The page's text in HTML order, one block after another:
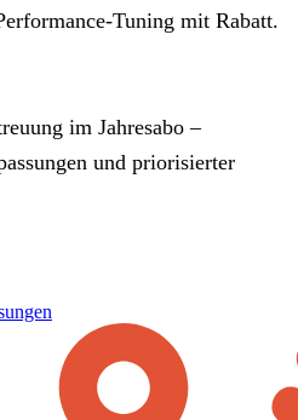
mit Rabatt.
im Jahresabo –
und priorisierter